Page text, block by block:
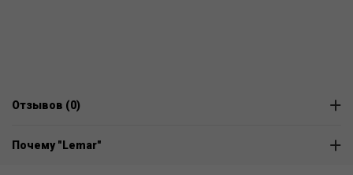
Отзывов (0)
Почему "Lemar"